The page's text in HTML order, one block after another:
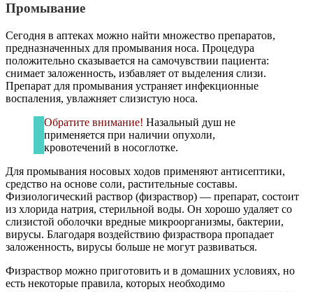
Промывание
Сегодня в аптеках можно найти множество препаратов,
предназначенных для промывания носа. Процедура
положительно сказывается на самочувствии пациента:
снимает заложенность, избавляет от выделения слизи.
Препарат для промывания устраняет инфекционные
воспаления, увлажняет слизистую носа.
Обратите внимание! Назальный душ не
применяется при наличии опухоли,
кровотечений в носоглотке.
Для промывания носовых ходов применяют антисептики,
средство на основе соли, растительные составы.
Физиологический раствор (физраствор) — препарат, состоит
из хлорида натрия, стерильной воды. Он хорошо удаляет со
слизистой оболочки вредные микроорганизмы, бактерии,
вирусы. Благодаря воздействию физраствора пропадает
заложенность, вирусы больше не могут развиваться.
Физраствор можно приготовить и в домашних условиях, но
есть некоторые правила, которых необходимо